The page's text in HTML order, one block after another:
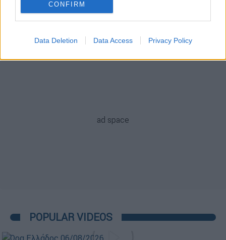
CONFIRM
Data Deletion Data Access Privacy Policy
Αταλάντα
Ιντερ
POPULAR VIDEOS